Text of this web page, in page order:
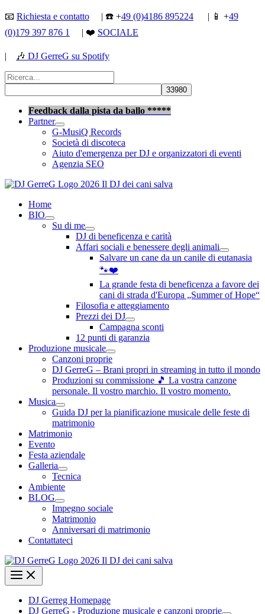
Vai
contenuto
📧 Richiesta e contatto | ☎️ +49 (0)4186 895224 | 📱 +49
(0)179 397 876 1
| ❤️ SOCIALE
| 🎶 DJ GerreG su Spotify
Cerca:
Feedback dalla pista da ballo *****
Partner
G-MusiQ Records
Società di discoteca
Aiuto d'emergenza per DJ e organizzatori di eventi
Agenzia SEO
Home
BIO
Su di me
DJ di beneficenza e carità
Affari sociali e benessere degli animali
Salvare un cane da un canile di eutanasia
🐾❤️
La grande festa di beneficenza a favore dei
cani di strada d'Europa „Summer of Hope“
Filosofia e atteggiamento
Prezzi dei DJ
Campagna sconti
12 punti di garanzia
Produzione musicale
Canzoni proprie
DJ GerreG – Brani propri in streaming in tutto il mondo
Produzioni su commissione 🎵 La vostra canzone
personale. Il vostro marchio. Il vostro momento.
Musica
Guida DJ per la pianificazione musicale delle feste di
matrimonio
Matrimonio
Evento
Festa aziendale
Galleria
Tecnica
Ambiente
BLOG
Impegno sociale
Matrimonio
Anniversari di matrimonio
Contattateci
DJ Gerreg Homepage
DJ GerreG - Produzione musicale e canzoni proprie